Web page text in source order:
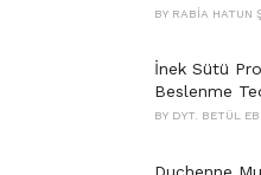
BY RABIA HATUN
İnek Sütü
Beslenme
BY DYT. BETÜL